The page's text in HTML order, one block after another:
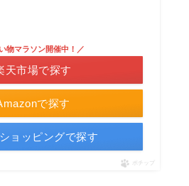
で探す
物マラソン開催中！／
天市場で探す
ョッピングで探す
ポチップ